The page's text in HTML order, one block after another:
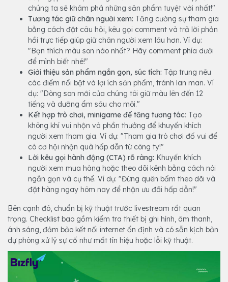
chúng ta sẽ khám phá những sản phẩm tuyệt vời nhất!"
Tương tác giữ chân người xem: Tăng cường sự tham gia
bằng cách đặt câu hỏi, kêu gọi comment và trả lời phản
hồi trực tiếp giúp giữ chân người xem lâu hơn. Ví dụ:
"Bạn thích màu son nào nhất? Hãy comment phía dưới
để mình biết nhé!"
Giới thiệu sản phẩm ngắn gọn, súc tích: Tập trung nêu
các điểm nổi bật và lợi ích sản phẩm, tránh lan man. Ví
dụ: "Dòng son mới của chúng tôi giữ màu lên đến 12
tiếng và dưỡng ẩm sâu cho môi."
Kết hợp trò chơi, minigame để tăng tương tác: Tạo
không khí vui nhộn và phần thưởng để khuyến khích
người xem tham gia. Ví dụ: "Tham gia trò chơi đố vui để
có cơ hội nhận quà hấp dẫn từ công ty!"
Lời kêu gọi hành động (CTA) rõ ràng: Khuyến khích
người xem mua hàng hoặc theo dõi kênh bằng cách nói
ngắn gọn và cụ thể. Ví dụ: "Đừng quên bấm theo dõi và
đặt hàng ngay hôm nay để nhận ưu đãi hấp dẫn!"
Bên cạnh đó, chuẩn bị kỹ thuật trước livestream rất quan
trọng. Checklist bao gồm kiểm tra thiết bị ghi hình, âm thanh,
ánh sáng, đảm bảo kết nối internet ổn định và có sẵn kịch bản
dự phòng xử lý sự cố như mất tín hiệu hoặc lỗi kỹ thuật.